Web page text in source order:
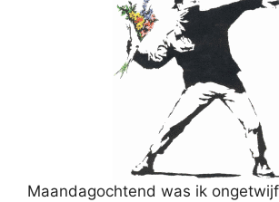
Maandagochtend was ik